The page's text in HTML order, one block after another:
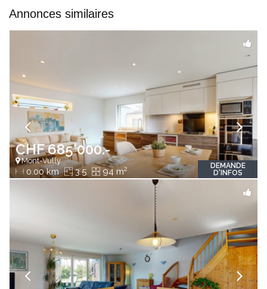
Annonces similaires
CHF 685'000.-
Mont-Vully
0.00 km 3.5 94 m2
DEMANDE
D'INFOS